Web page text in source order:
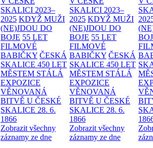
SKALICI 2023–
2025 KDYŽ MUŽI
(NE)JDOU DO
BOJE 55 LET
FILMOVÉ
BABIČKY ČESKÁ
SKALICE 450 LET
MĚSTEM STÁLÁ
EXPOZICE
VĚNOVANÁ
BITVĚ U ČESKÉ
SKALICE 28. 6.
1866
Zobrazit všechny
záznamy ze dne
SKALICI 2023–
2025 KDYŽ MUŽI
(NE)JDOU DO
BOJE 55 LET
FILMOVÉ
BABIČKY ČESKÁ
SKALICE 450 LET
MĚSTEM STÁLÁ
EXPOZICE
VĚNOVANÁ
BITVĚ U ČESKÉ
SKALICE 28. 6.
1866
Zobrazit všechny
záznamy ze dne